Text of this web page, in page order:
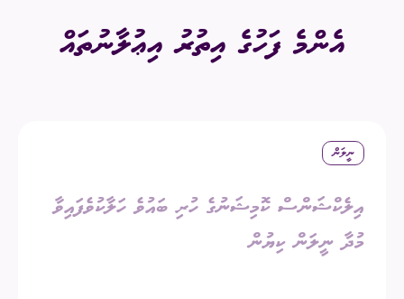
އެންމެ ފަހުގެ އިތުރު އިޢުލާނުތައް
ނީލަން
އިލެކްޝަންސް ކޮމިޝަނުގެ ހުރި ބައުވެ ހަލާކުވެފައިވާ
މުދާ ނީލަން ކިޔުން